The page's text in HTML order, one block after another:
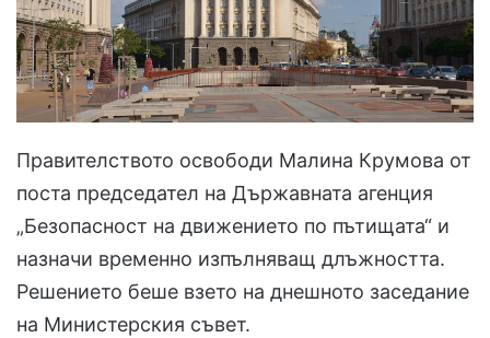
Правителството освободи Малина Крумова от
поста председател на Държавната агенция
„Безопасност на движението по пътищата“ и
назначи временно изпълняващ длъжността.
Решението беше взето на днешното заседание
на Министерския съвет.